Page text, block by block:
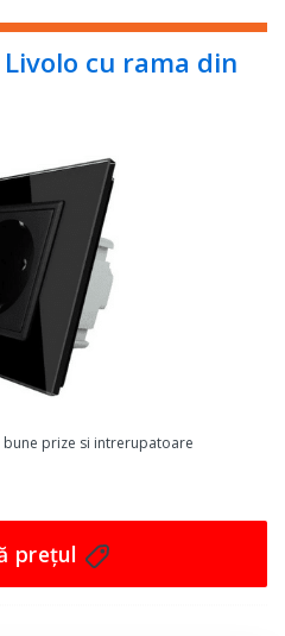
lucru este ca Priza cu
PM1W-GR, Alb
sau varfuri de
dispozitivelor tale. Astfel,
fara nicio grija si fara sa
unor probleme
de 50 Hz +/- 5 Hz si un
16A, precum si o tensiune
culoarea alba se va potrivi
ti aparatele de orice
APC SurgeArrest
acum si bucura-te de
cu rama din
bune prize si intrerupatoare
prețul